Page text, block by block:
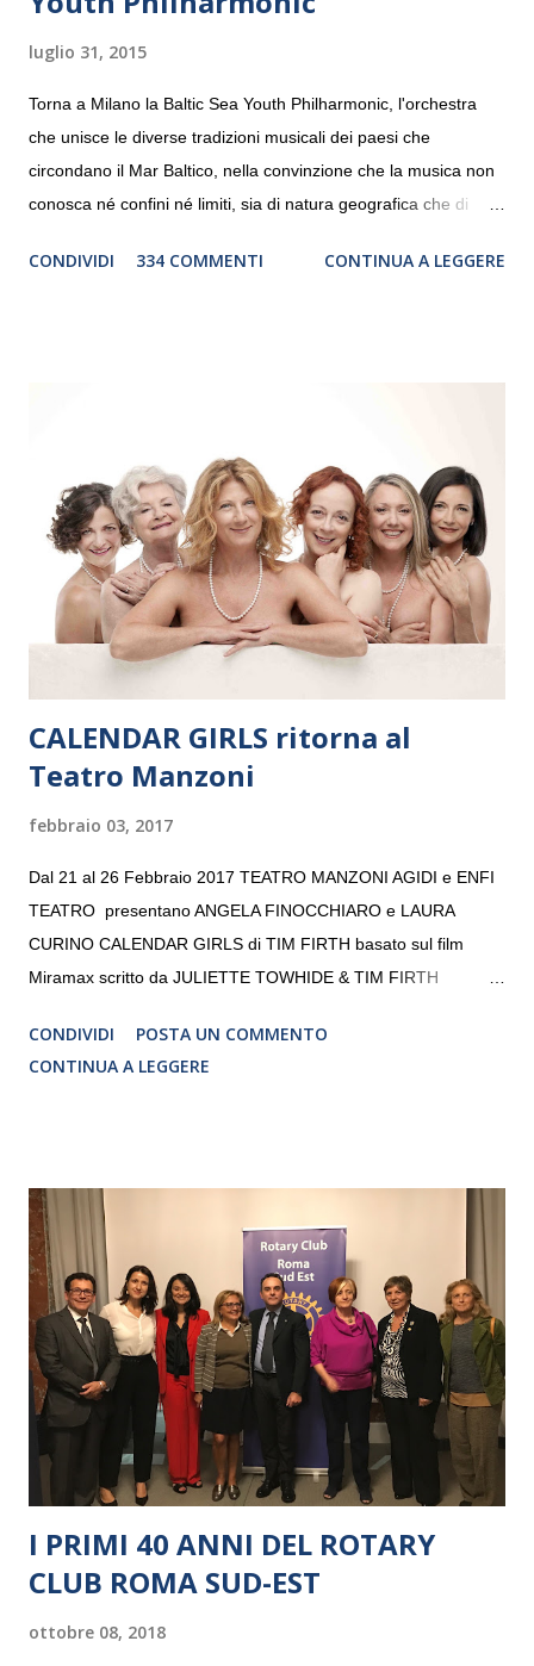
luglio 31, 2015
Torna a Milano la Baltic Sea Youth Philharmonic, l'orchestra
che unisce le diverse tradizioni musicali dei paesi che
circondano il Mar Baltico, nella convinzione che la musica non
conosca né confini né limiti, sia di natura geografica che di
debutterà il 10 settembre a Heiden, in Germania, e toccherà, in
“Settembre dell’Accademia” dove si esibirà per il secondo anno
consecutivo. Il pubblico milanese avrà il piacere di applaudire i
giovani artisti della Baltic Sea Youth Philharmonic per la quarta
volta. L’orchestra, fondata nel 2008 da Kristjan Järvi (affiancato
da un prestigioso consiglio di consulent...
CONDIVIDI 334 COMMENTI CONTINUA A LEGGERE
CALENDAR GIRLS ritorna al
Teatro Manzoni
febbraio 03, 2017
Dal 21 al 26 Febbraio 2017 TEATRO MANZONI AGIDI e ENFI
TEATRO presentano ANGELA FINOCCHIARO e LAURA
CURINO CALENDAR GIRLS di TIM FIRTH basato sul film
Miramax scritto da JULIETTE TOWHIDE & TIM FIRTH
CRISTINA PEZZOLI
CONDIVIDI
POSTA UN COMMENTO
CONTINUA A LEGGERE
I PRIMI 40 ANNI DEL ROTARY
CLUB ROMA SUD-EST
ottobre 08, 2018